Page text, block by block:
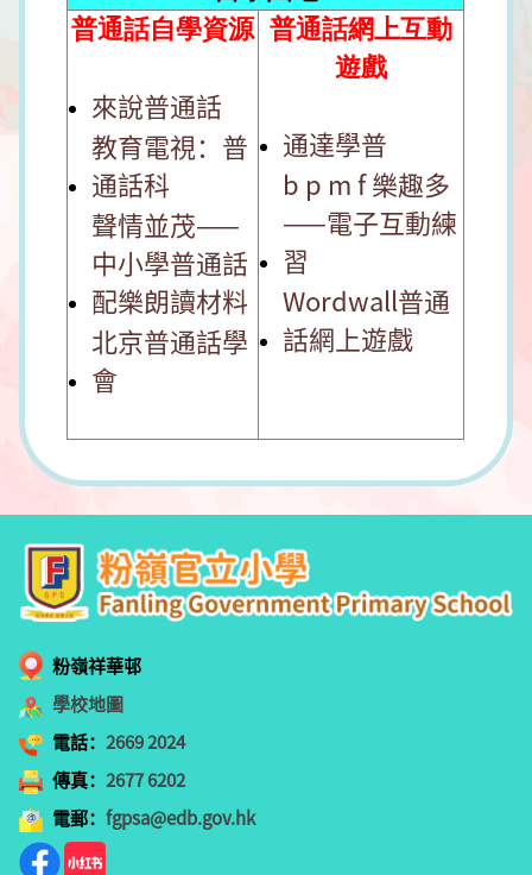
普通話自學資源
來說普通話
教育電視：普
通話科
聲情並茂——
中小學普通話
配樂朗讀材料
北京普通話學
會
普通話網上互動
遊戲
通達學普
b p m f 樂趣多
——電子互動練
習
Wordwall普通
話網上遊戲
粉嶺祥華邨
學校地圖
電話：2669 2024
傳真：2677 6202
電郵：fgpsa@edb.gov.hk